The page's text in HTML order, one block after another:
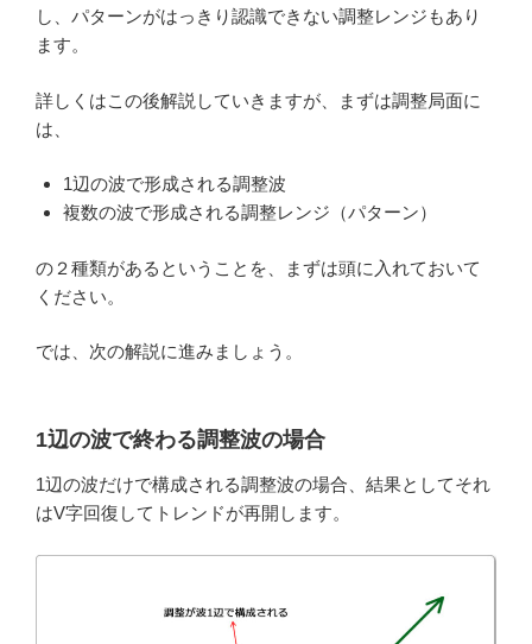
し、パターンがはっきり認識できない調整レンジもあり
ます。
詳しくはこの後解説していきますが、まずは調整局面に
は、
1辺の波で形成される調整波
複数の波で形成される調整レンジ（パターン）
の２種類があるということを、まずは頭に入れておいて
ください。
では、次の解説に進みましょう。
1辺の波で終わる調整波の場合
1辺の波だけで構成される調整波の場合、結果としてそれ
はV字回復してトレンドが再開します。